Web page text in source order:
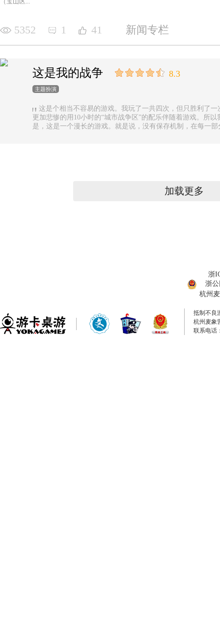
5352 1 41 新闻专栏
这是我的战争 8.3
主题扮演
这是个相当不容易的游戏。我玩了一共四次，但只胜利了
更加悲惨的用10小时的“城市战争区”的配乐伴随着游戏。所
是，这是一个漫长的游戏。就是说，没有保存机制，在每一
加载更多
浙
浙公
杭州
抵制不良
杭州麦象
联系电话